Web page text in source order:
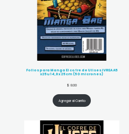
Folios para Manga El cofre de Ulises IVREA A5
x25u 14,8 x 25cm (50 micrones)
$ 8.00
Agregar al Carrito